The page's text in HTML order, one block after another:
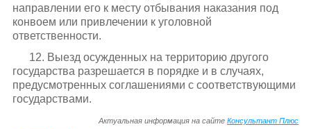
направлении его к месту отбывания наказания под
конвоем или привлечении к уголовной
ответственности.
12. Выезд осужденных на территорию другого
государства разрешается в порядке и в случаях,
предусмотренных соглашениями с соответствующими
государствами.
Актуальная информация на сайтеКонсультант Плюс